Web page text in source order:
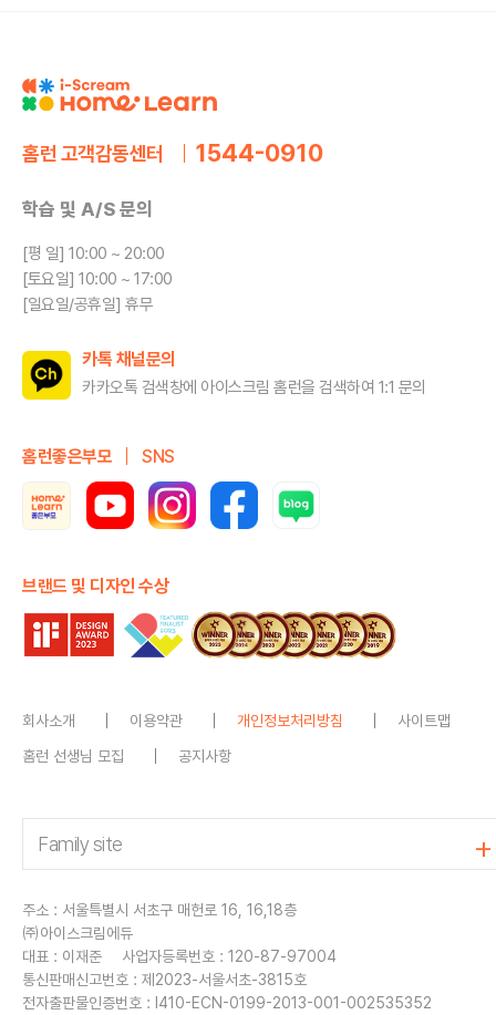
홈런 고객감동센터
학습 및 A/S 문의
[평 일] 10:00 ~ 20:00
[토요일] 10:00 ~ 17:00
[일요일/공휴일] 휴무
1544-0910
카톡 채널문의
카카오톡 검색창에 아이스크림 홈런을 검색하여 1:1 문의
홈런좋은부모 SNS
브랜드 및 디자인 수상
회사소개 이용약관 개인정보처리방침
사이트맵
홈런 선생님 모집
공지사항
주소 : 서울특별시 서초구 매헌로 16, 16,18층
㈜아이스크림에듀
대표 : 이재준
사업자등록번호 : 120-87-97004
통신판매신고번호 : 제2023-서울서초-3815호
전자출판물인증번호 : I410-ECN-0199-2013-001-002535352